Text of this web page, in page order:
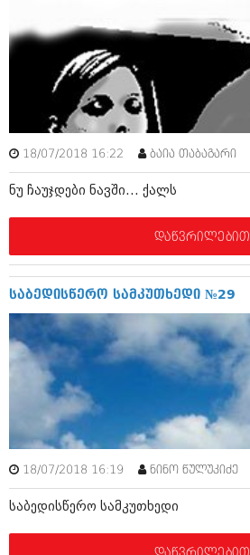
ოქტომბერი 2014 (292)
სექტემბერი 2014 (394)
აგვისტო 2014 (248)
ივლისი 2014 (313)
ივნისი 2014 (366)
მაისი 2014 (313)
აპრილი 2014 (290)
მარტი 2014 (413)
თებერვალი 2014 (318)
იანვარი 2014 (297)
ოქტომბერი 2013 (256)
სექტემბერი 2013 (368)
აგვისტო 2013 (89)
ივლისი 2013 (182)
ივნისი 2013 (212)
მაისი 2013 (259)
აპრილი 2013 (304)
მარტი 2013 (352)
თებერვალი 2013 (204)
იანვარი 2013 (334)
დეკემბერი 2012 (98)
ნოემბერი 2012 (295)
აგვისტო 2012 (268)
ივლისი 2012 (322)
ივნისი 2012 (282)
მაისი 2012 (240)
18/07/2018 16:22 ბაია თაბაგარი
ნუ ჩაუჯდები ნავში... ქალს
დაწვრილებით
საბედისწერო სამკუთხედი №29
18/07/2018 16:19 ნინო წულუკიძე
საბედისწერო სამკუთხედი